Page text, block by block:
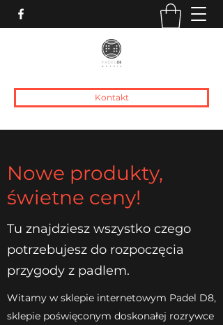
Kontakt
Nowe produkty,
świetne ceny!
Tu znajdziesz wszystko czego
potrzebujesz do rozpoczęcia
przygody z padlem.
Witamy w sklepie internetowym Padel D8,
sklepie poświęconym doskonałej rozrywce